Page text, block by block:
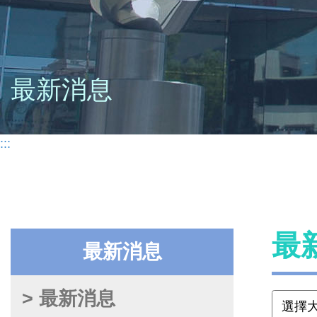
最新消息
:::
最新消息
> 最新消息
最